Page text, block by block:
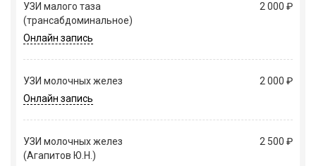
УЗИ малого таза
(трансабдоминальное)
2 000 ₽
Онлайн запись
УЗИ молочных желез
2 000 ₽
Онлайн запись
УЗИ молочных желез
(Агапитов Ю.Н.)
2 500 ₽